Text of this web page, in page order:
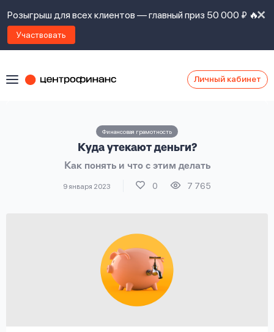
Розыгрыш для всех клиентов — главный приз 50 000 ₽ 🔥
Участвовать
Личный кабинет
Финансовая грамотность
Куда утекают деньги?
Как понять и что с этим делать
9 января 2023 0 7 765
правилами
займов